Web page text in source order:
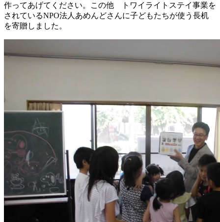
作ってあげてください。この他 トワイライトステイ事業を
されているNPO法人あめんどさんに子どもたちが使う長机
を寄贈しました。